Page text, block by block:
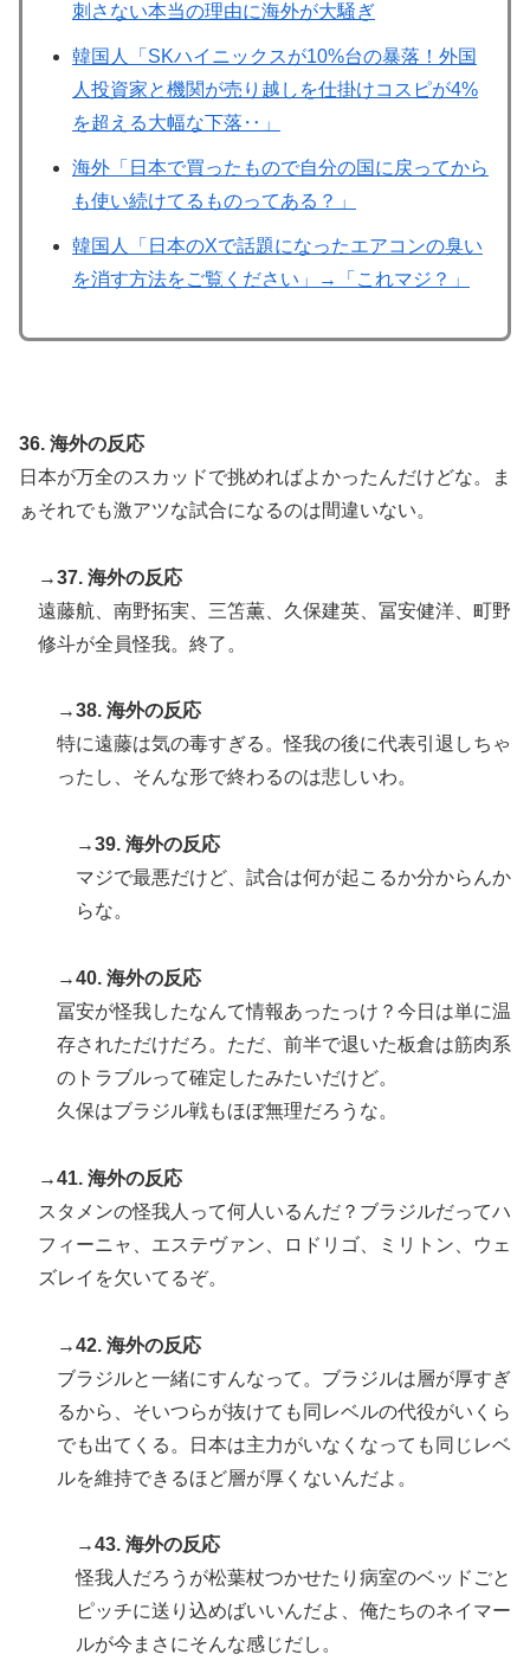
刺さない本当の理由に海外が大騒ぎ
韓国人「SKハイニックスが10%台の暴落！外国
人投資家と機関が売り越しを仕掛けコスピが4%
を超える大幅な下落‥」
海外「日本で買ったもので自分の国に戻ってから
も使い続けてるものってある？」
韓国人「日本のXで話題になったエアコンの臭い
を消す方法をご覧ください」→「これマジ？」
36. 海外の反応
日本が万全のスカッドで挑めればよかったんだけどな。ま
ぁそれでも激アツな試合になるのは間違いない。
→37. 海外の反応
遠藤航、南野拓実、三笘薫、久保建英、冨安健洋、町野
修斗が全員怪我。終了。
→38. 海外の反応
特に遠藤は気の毒すぎる。怪我の後に代表引退しちゃ
ったし、そんな形で終わるのは悲しいわ。
→39. 海外の反応
マジで最悪だけど、試合は何が起こるか分からんか
らな。
→40. 海外の反応
冨安が怪我したなんて情報あったっけ？今日は単に温
存されただけだろ。ただ、前半で退いた板倉は筋肉系
のトラブルって確定したみたいだけど。
久保はブラジル戦もほぼ無理だろうな。
→41. 海外の反応
スタメンの怪我人って何人いるんだ？ブラジルだってハ
フィーニャ、エステヴァン、ロドリゴ、ミリトン、ウェ
ズレイを欠いてるぞ。
→42. 海外の反応
ブラジルと一緒にすんなって。ブラジルは層が厚すぎ
るから、そいつらが抜けても同レベルの代役がいくら
でも出てくる。日本は主力がいなくなっても同じレベ
ルを維持できるほど層が厚くないんだよ。
→43. 海外の反応
怪我人だろうが松葉杖つかせたり病室のベッドごと
ピッチに送り込めばいいんだよ、俺たちのネイマー
ルが今まさにそんな感じだし。